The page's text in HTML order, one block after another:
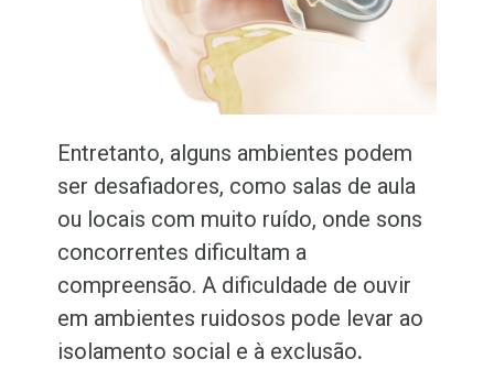
Entretanto, alguns ambientes podem
ser desafiadores, como salas de aula
ou locais com muito ruído, onde sons
concorrentes dificultam a
compreensão. A dificuldade de ouvir
em ambientes ruidosos pode levar ao
isolamento social e à exclusão.